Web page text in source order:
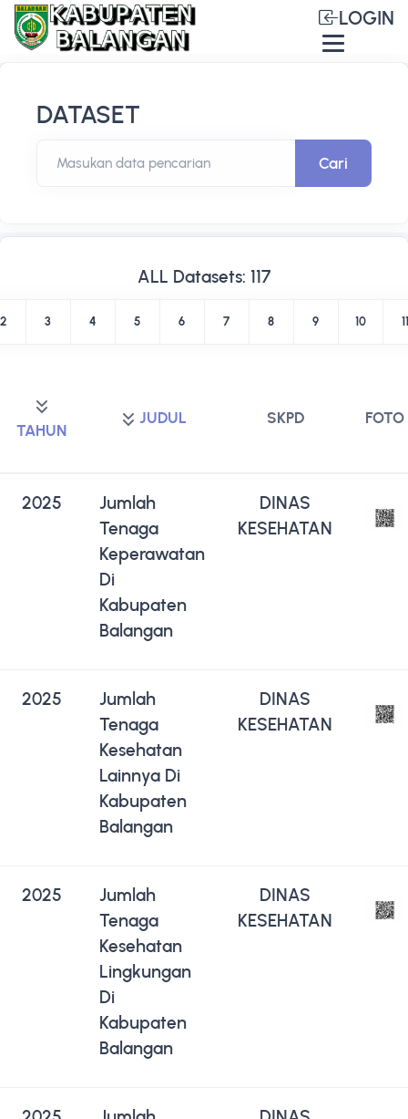
LOGIN
DATASET
Masukan data pencarian Cari
ALL Datasets: 117
2 3 4 5 6 7 8 9 10 11
TAHUN
JUDUL SKPD FOTO
2025
Jumlah
Tenaga
Keperawatan
Di
Kabupaten
Balangan
DINAS
KESEHATAN
2025
Jumlah
Tenaga
Kesehatan
Lainnya Di
Kabupaten
Balangan
DINAS
KESEHATAN
2025
Jumlah
Tenaga
Kesehatan
Lingkungan
Di
Kabupaten
Balangan
DINAS
KESEHATAN